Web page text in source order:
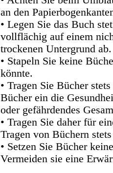
an den
• Legen Sie das Buch
vollflächig auf einem
trockenen Untergrund ab.
• Stapeln Sie keine
könnte.
• Tragen Sie Bücher
Bücher ein die
oder gefährdendes
• Tragen Sie daher für
Tragen von Büchern
• Setzen Sie Bücher
Vermeiden sie eine